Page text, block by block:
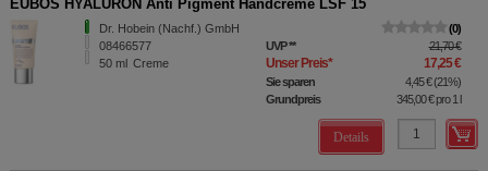
EUBOS HYALURON Anti Pigment Handcreme LSF 15
Dr. Hobein (Nachf.) GmbH
08466577
50 ml Creme
0
UVP** 21,70 €
Unser Preis* 17,25 €
Sie sparen 4,45 €(21%)
Grundpreis
345,00 €pro 1 l
Details